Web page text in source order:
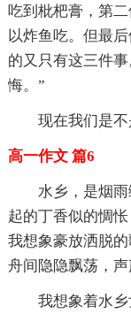
吃到枇杷膏，第
以炸鱼吃。但最
的又只有这三件
悔。”
现在我们是
高一作文 篇6
水乡，是烟
起的丁香似的惆
我想象豪放洒脱
舟间隐隐飘荡，声
我想象着水